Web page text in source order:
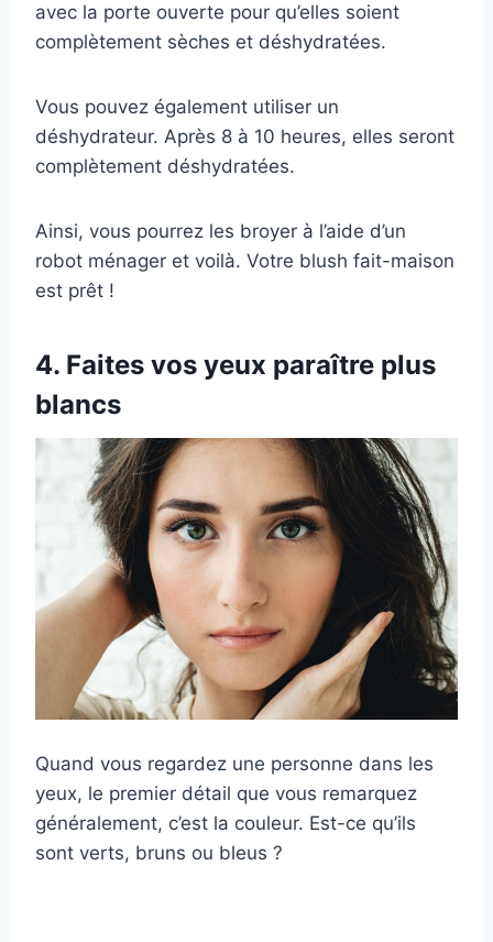
avec la porte ouverte pour qu’elles soient
complètement sèches et déshydratées.
Vous pouvez également utiliser un
déshydrateur. Après 8 à 10 heures, elles seront
complètement déshydratées.
Ainsi, vous pourrez les broyer à l’aide d’un
robot ménager et voilà. Votre blush fait-maison
est prêt !
4. Faites vos yeux paraître plus
blancs
Quand vous regardez une personne dans les
yeux, le premier détail que vous remarquez
généralement, c’est la couleur. Est-ce qu’ils
sont verts, bruns ou bleus ?